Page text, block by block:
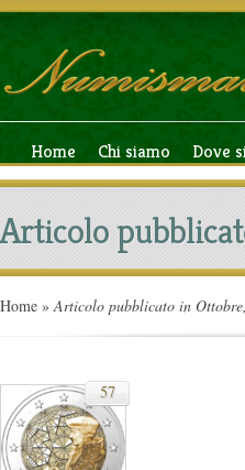
Home Chi siamo Dove
Articolo
Home » Articolo pubblicato in
57